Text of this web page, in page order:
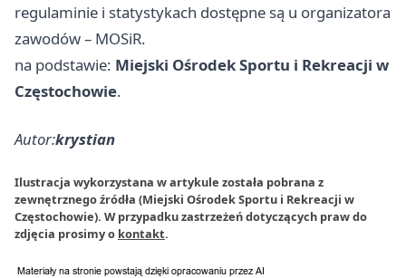
regulaminie i statystykach dostępne są u organizatora
zawodów – MOSiR.
na podstawie: Miejski Ośrodek Sportu i Rekreacji w
Częstochowie.
Autor:krystian
Ilustracja wykorzystana w artykule została pobrana z
zewnętrznego źródła (Miejski Ośrodek Sportu i Rekreacji w
Częstochowie). W przypadku zastrzeżeń dotyczących praw do
zdjęcia prosimy o kontakt.